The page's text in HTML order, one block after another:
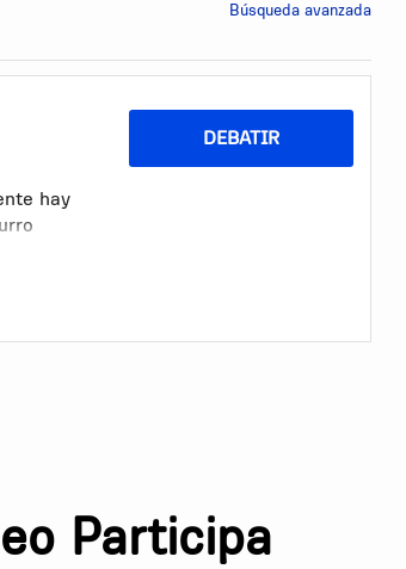
Búsqueda avanzada
hay
DEBATIR
Participa